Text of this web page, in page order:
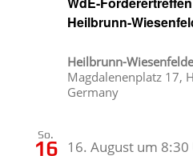
Heilbrunn-
Heilbrunn-
Magdalenenplatz 17,
Germany
So.
16 16. August um 8:30